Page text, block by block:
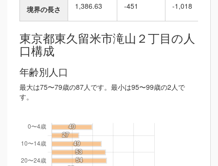
境界の長さ 1,386.63 -451 -1,018
東京都東久留米市滝山２丁目の人
口構成
年齢別人口
最大は75〜79歳の87人です。最小は95〜99歳の2人で
す。